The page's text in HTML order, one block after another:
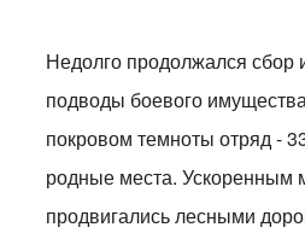
Недолго продолжался сбор
подводы боевого
покровом темноты отряд -
родные места. Ускоренным
продвигались лесными